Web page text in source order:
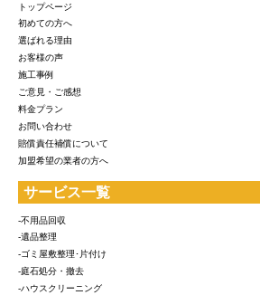
トップページ
初めての方へ
選ばれる理由
お客様の声
施工事例
ご意見・ご感想
料金プラン
お問い合わせ
賠償責任補償について
加盟希望の業者の方へ
サービス一覧
-不用品回収
-遺品整理
-ゴミ屋敷整理･片付け
-庭石処分・撤去
-ハウスクリーニング